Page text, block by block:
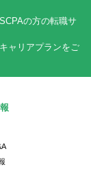
の方の転職サ
ャリアプランをご